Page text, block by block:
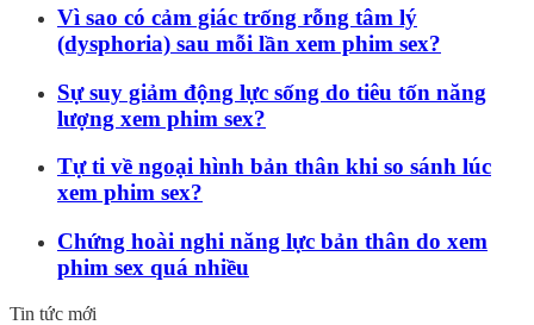
Vì sao có cảm giác trống rỗng tâm lý
(dysphoria) sau mỗi lần xem phim sex?
Sự suy giảm động lực sống do tiêu tốn năng
lượng xem phim sex?
Tự ti về ngoại hình bản thân khi so sánh lúc
xem phim sex?
Chứng hoài nghi năng lực bản thân do xem
phim sex quá nhiều
Tin tức mới